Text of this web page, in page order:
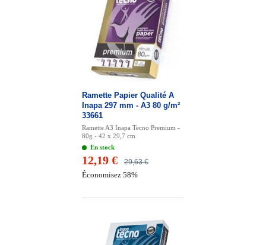
Ramette Papier Qualité A
Inapa 297 mm - A3 80 g/m²
33661
Ramette A3 Inapa Tecno Premium -
80g - 42 x 29,7 cm
En stock
29,63 €
12,19 €
Économisez 58%